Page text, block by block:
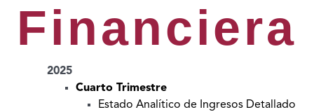
Financiera
2025
Cuarto Trimestre
Estado Analítico de Ingresos Detallado